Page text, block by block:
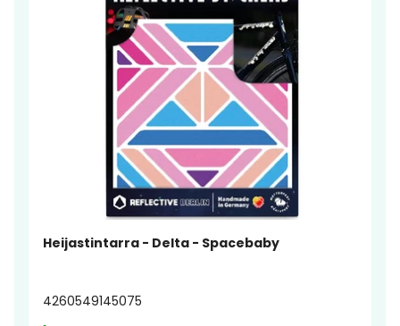
Heijastintarra - Delta - Spacebaby
4260549145075